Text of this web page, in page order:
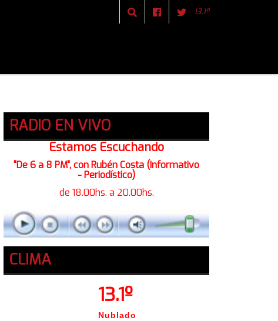
13.1º
RADIO EN VIVO
Estamos Escuchando
"De 6 a 8 PM", con Rubén Costa (Informativo
- Periodístico)
de 18.00hs. a 20.00hs.
CLIMA
13.1º
Nublado